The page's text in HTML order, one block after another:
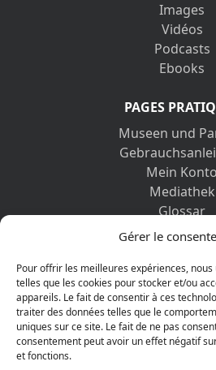
Gérer le
Pour offrir les meilleures expériences,
telles que les cookies pour stocker et/ou
appareils. Le fait de consentir à ces
traiter des données telles que le
uniques sur ce site. Le fait de ne pas
consentement peut avoir un effet négatif
et fonctions.
Images
Vidéos
Podcasts
Ebooks
PAGES
Museen und
Mein Konto
Mediathek
Glossar
Datenschutz-
ENTDECKEN SIE